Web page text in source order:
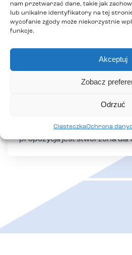
nam przetwarzać dane, takie jak
lub unikalne identyfikatory na tej
wycofanie zgody może niekorzystnie
funkcje.
Akceptuj
Odrzuć
Zobacz
CiasteczkaOchrona
i zwiększyć swoje szanse na
propozycja jest stworzona dla